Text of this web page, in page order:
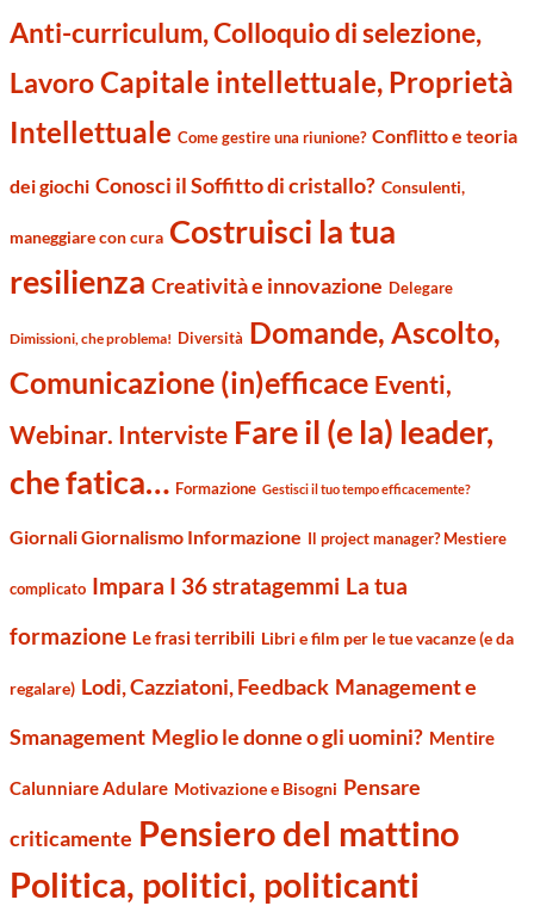
Anti-curriculum, Colloquio di selezione,
LavoroCapitale intellettuale, Proprietà
Intellettuale Come gestire una riunione? Conflitto e teoria
dei giochi Conosci il Soffitto di cristallo? Consulenti,
maneggiare con cura Costruisci la tua
resilienza Creatività e innovazione Delegare
Dimissioni, che problema! Diversità Domande, Ascolto,
Comunicazione (in)efficace Eventi,
Webinar. Interviste Fare il (e la) leader,
che fatica… Formazione Gestisci il tuo tempo efficacemente?
Giornali Giornalismo Informazione Il project manager? Mestiere
complicato Impara I 36 stratagemmi La tua
formazione Le frasi terribili Libri e film per le tue vacanze (e da
regalare) Lodi, Cazziatoni, Feedback Management e
Smanagement Meglio le donne o gli uomini? Mentire
Calunniare Adulare Motivazione e Bisogni Pensare
criticamente Pensiero del mattino
Politica, politici, politicanti